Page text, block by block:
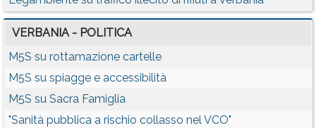
VERBANIA - POLITICA
M5S su rottamazione cartelle
M5S su spiagge e accessibilità
M5S su Sacra Famiglia
"Sanità pubblica a rischio collasso nel VCO"